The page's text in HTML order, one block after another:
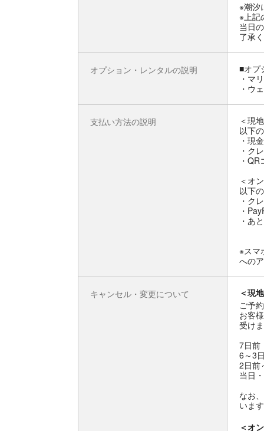
※潮汐
※上記
当日
了承
オプション・レンタルの説明
■オプ
・マ
・ウ
支払い方法の説明
＜現
以下
・現金
・ク
・
＜オ
以下
・ク
・
・あ
※スマ
への
キャンセル・変更について
＜現
ご予
お客
受け
7日前
6～3
2日前
当日
なお
いま
＜オ